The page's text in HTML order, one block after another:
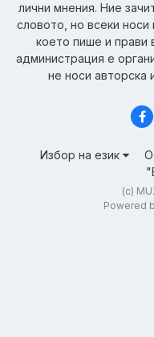
лични мнения. Ние
словото, но всеки носи
което пише и прави
администрация е
не носи авторска
Избор на език
(c)
Powered